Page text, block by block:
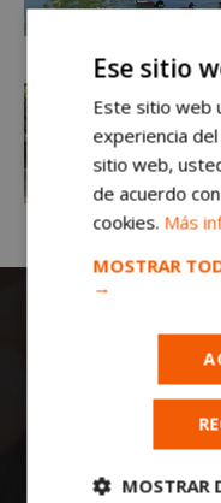
Ese sitio
Este sitio web
experiencia
sitio web,
de acuerdo
cookies. Más
MOSTRAR
→
MOSTRAR